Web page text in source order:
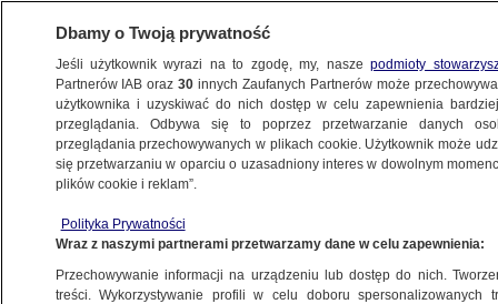
KONKRET24
FAŁSZ
Fałszywka o KPO na profilu PiS
Zuzanna Karczewska
Dbamy o Twoją prywatność
Jeśli użytkownik wyrazi na to zgodę, my, naszepodmioty
Partnerów IAB oraz30 innych Zaufanych Partnerów może
użytkownika i uzyskiwać do nich dostęp w celu zapewnienia
przeglądania. Odbywa się to poprzez przetwarzanie danych
przeglądania przechowywanych w plikach cookie. Użytkownik może
się przetwarzaniu w oparciu o uzasadniony interes w dowolnym
plików cookie i reklam”.
Polityka Prywatności
Wraz z naszymi partnerami przetwarzamy dane w celu zapewnienia:
Przechowywanie informacji na urządzeniu lub dostęp do nich.
treści. Wykorzystywanie profili w celu doboru spersonalizowanych